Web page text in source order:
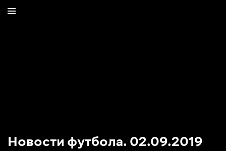
Новости футбола. 02.09.2019